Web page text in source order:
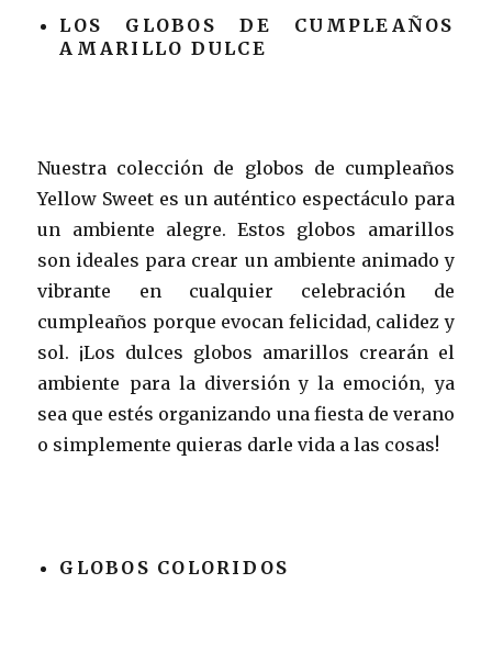
LOS GLOBOS DE CUMPLEAÑOS
AMARILLO DULCE
Nuestra colección de globos de cumpleaños
Yellow Sweet es un auténtico espectáculo para
un ambiente alegre. Estos globos amarillos
son ideales para crear un ambiente animado y
vibrante en cualquier celebración de
cumpleaños porque evocan felicidad, calidez y
sol. ¡Los dulces globos amarillos crearán el
ambiente para la diversión y la emoción, ya
sea que estés organizando una fiesta de verano
o simplemente quieras darle vida a las cosas!
GLOBOS COLORIDOS